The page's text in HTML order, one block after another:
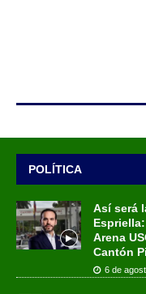
POLÍTICA
Así será
Arena
Cantón
6 de